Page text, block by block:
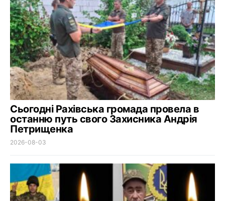
Сьогодні Рахівська громада провела в
останню путь свого Захисника Андрія
Петрищенка
2026-08-03